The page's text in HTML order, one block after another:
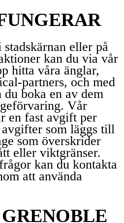
eller på
kan du via vår
hitta våra änglar,
partners, och med
boka en av dem
Vår
en fast avgift per
som läggs till
som överskrider
eller viktgränser.
kan du kontakta
att använda